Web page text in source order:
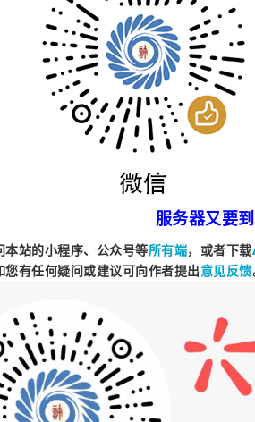
服务器又要
本站的小程序、公众号等所有端，或者下载
您有任何疑问或建议可向作者提出意见反馈